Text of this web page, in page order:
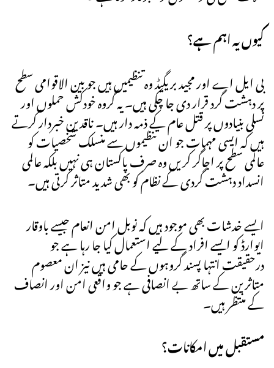
کیوں یہ اہم ہے؟
بی ایل اے اور مجید بریگیڈ وہ تنظیمیں ہیں جو بین الاقوامی سطح
پر دہشت گرد قرار دی جا چکی ہیں۔ یہ گروہ خودکش حملوں اور
نسلی بنیادوں پر قتل عام کے ذمہ دار ہیں۔ ناقدین خبردار کرتے
ہیں کہ ایسی مہمات جو ان تنظیموں سے منسلک شخصیات کو
عالمی سطح پر اجاگر کریں وہ صرف پاکستان ہی نہیں بلکہ عالمی
انسداد دہشت گردی کے نظام کو بھی شدید متاثر کرتی ہیں۔
ایسے خدشات بھی موجود ہیں کہ نوبل امن انعام جیسے باوقار
ایوارڈ کو ایسے افراد کے لیے استعمال کیا جا رہا ہے جو
درحقیقت انتہا پسند گروہوں کے حامی ہیں نیز ان معصوم
متاثرین کے ساتھ بے انصافی ہے جو واقعی امن اور انصاف
کے منتظر ہیں۔
مستقبل میں امکانات؟